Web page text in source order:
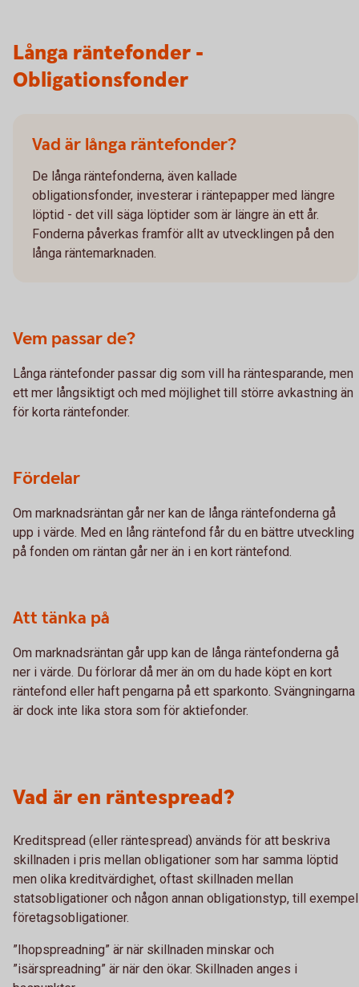
Långa räntefonder -
Obligationsfonder
Vad är långa räntefonder?
De långa räntefonderna, även kallade
obligationsfonder, investerar i räntepapper med längre
löptid - det vill säga löptider som är längre än ett år.
Fonderna påverkas framför allt av utvecklingen på den
långa räntemarknaden.
Vem passar de?
Långa räntefonder passar dig som vill ha räntesparande, men
ett mer långsiktigt och med möjlighet till större avkastning än
för korta räntefonder.
Fördelar
Om marknadsräntan går ner kan de långa räntefonderna gå
upp i värde. Med en lång räntefond får du en bättre utveckling
på fonden om räntan går ner än i en kort räntefond.
Att tänka på
Om marknadsräntan går upp kan de långa räntefonderna gå
ner i värde. Du förlorar då mer än om du hade köpt en kort
räntefond eller haft pengarna på ett sparkonto. Svängningarna
är dock inte lika stora som för aktiefonder.
Vad är en räntespread?
Kreditspread (eller räntespread) används för att beskriva
skillnaden i pris mellan obligationer som har samma löptid
men olika kreditvärdighet, oftast skillnaden mellan
statsobligationer och någon annan obligationstyp, till exempel
företagsobligationer.
”Ihopspreadning” är när skillnaden minskar och
”isärspreadning” är när den ökar. Skillnaden anges i